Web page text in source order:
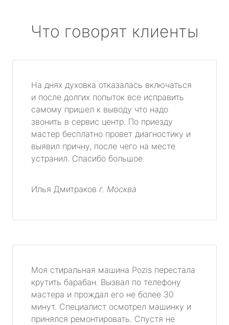
Что говорят клиенты
На днях духовка отказалась включаться
и после долгих попыток все исправить
самому пришел к выводу что надо
звонить в сервис центр. По приезду
мастер бесплатно провет диагностику и
выявил причну, после чего на месте
устранил. Спасибо большое.
Илья Дмитраков г. Москва
Моя стиральная машина Pozis перестала
крутить барабан. Вызвал по телефону
мастера и прождал его не более 30
минут. Специалист осмотрел машинку и
принялся ремонтировать. Спустя не